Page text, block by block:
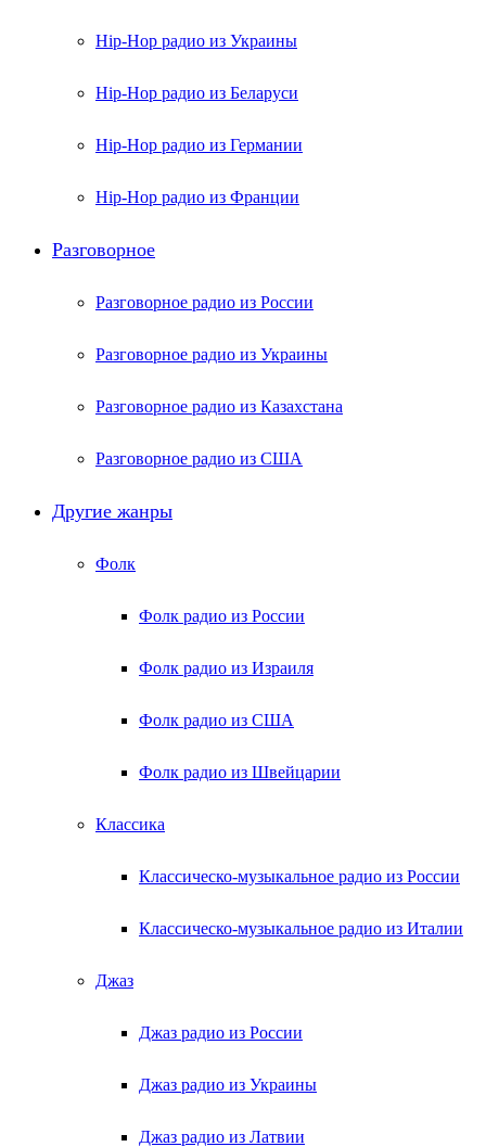
Hip-Hop радио из Украины
Hip-Hop радио из Беларуси
Hip-Hop радио из Германии
Hip-Hop радио из Франции
Разговорное
Разговорное радио из России
Разговорное радио из Украины
Разговорное радио из Казахстана
Разговорное радио из США
Другие жанры
Фолк
Фолк радио из России
Фолк радио из Израиля
Фолк радио из США
Фолк радио из Швейцарии
Классика
Классическо-музыкальное радио из России
Классическо-музыкальное радио из Италии
Джаз
Джаз радио из России
Джаз радио из Украины
Джаз радио из Латвии